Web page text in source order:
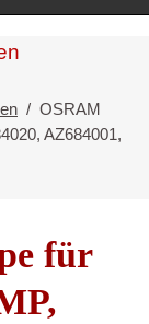
OSRAM
AZ684001,
für